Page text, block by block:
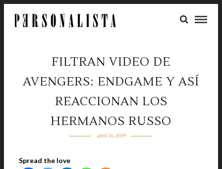
FILTRAN VIDEO DE
AVENGERS: ENDGAME Y ASÍ
REACCIONAN LOS
HERMANOS RUSSO
abril 16, 2019
Spread the love